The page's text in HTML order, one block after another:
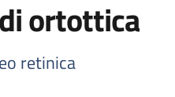
ortottica
retinica